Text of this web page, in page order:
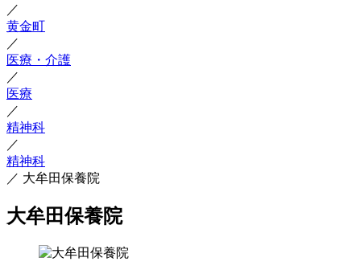
／
黄金町
／
医療・介護
／
医療
／
精神科
／
精神科
／ 大牟田保養院
大牟田保養院